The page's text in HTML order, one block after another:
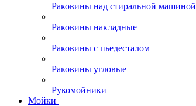
Раковины над стиральной машиной
Раковины накладные
Раковины с пьедесталом
Раковины угловые
Рукомойники
Мойки